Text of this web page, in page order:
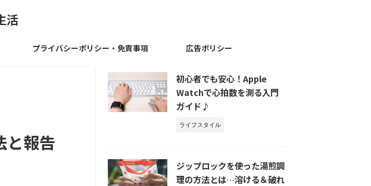
活
プライバシーポリシー・免責事項 広告ポリシー
と報告
初心者でも安心！Apple
Watchで心拍数を測る入門
ガイド♪
ライフスタイル
ジップロックを使った湯煎調
理の方法とは…溶ける＆破れ